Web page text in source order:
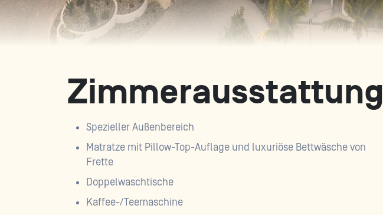
Zimmerausstattung
Spezieller Außenbereich
Matratze mit Pillow-Top-Auflage und luxuriöse Bettwäsche von
Frette
Doppelwaschtische
Kaffee-/Teemaschine